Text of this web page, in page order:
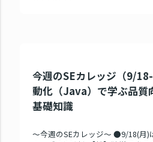
今週のSEカレッジ（9/
動化（Java）で学ぶ品質
基礎知識
～今週のSEカレッジ～ ●9/18(月)